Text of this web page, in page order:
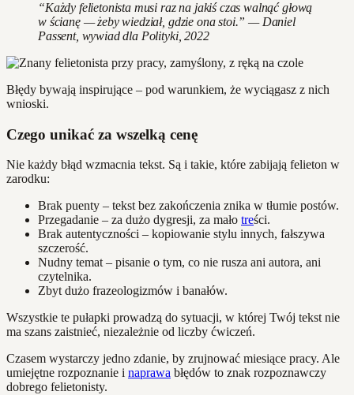
“Każdy felietonista musi raz na jakiś czas walnąć głową
w ścianę — żeby wiedział, gdzie ona stoi.” — Daniel
Passent, wywiad dla Polityki, 2022
Błędy bywają inspirujące – pod warunkiem, że wyciągasz z nich
wnioski.
Czego unikać za wszelką cenę
Nie każdy błąd wzmacnia tekst. Są i takie, które zabijają felieton w
zarodku:
Brak puenty – tekst bez zakończenia znika w tłumie postów.
Przegadanie – za dużo dygresji, za mało treści.
Brak autentyczności – kopiowanie stylu innych, fałszywa
szczerość.
Nudny temat – pisanie o tym, co nie rusza ani autora, ani
czytelnika.
Zbyt dużo frazeologizmów i banałów.
Wszystkie te pułapki prowadzą do sytuacji, w której Twój tekst nie
ma szans zaistnieć, niezależnie od liczby ćwiczeń.
Czasem wystarczy jedno zdanie, by zrujnować miesiące pracy. Ale
umiejętne rozpoznanie i naprawa błędów to znak rozpoznawczy
dobrego felietonisty.